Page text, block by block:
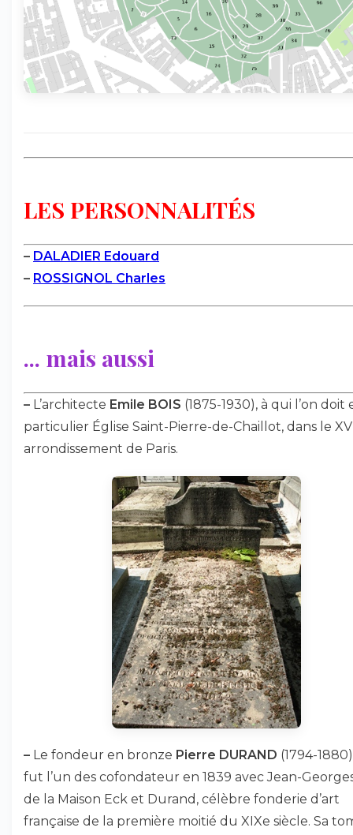
LES PERSONNALITÉS
– DALADIER Edouard
– ROSSIGNOL Charles
... mais aussi
– L’architecte Emile BOIS (1875-1930), à qui l’on doit
particulier Église Saint-Pierre-de-Chaillot, dans le
arrondissement de Paris.
– Le fondeur en bronze Pierre DURAND (1794-
fut l’un des cofondateur en 1839 avec Jean-
de la Maison Eck et Durand, célèbre fonderie d’art
française de la première moitié du XIXe siècle. Sa